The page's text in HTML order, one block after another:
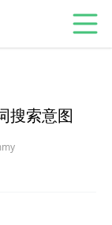
搜索意图